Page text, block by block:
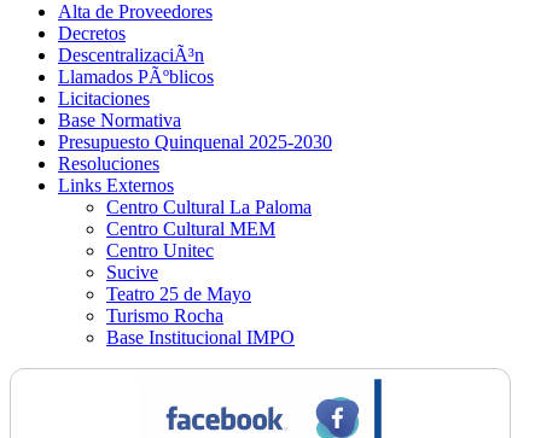
Alta de Proveedores
Decretos
DescentralizaciÃ³n
Llamados PÃºblicos
Licitaciones
Base Normativa
Presupuesto Quinquenal 2025-2030
Resoluciones
Links Externos
Centro Cultural La Paloma
Centro Cultural MEM
Centro Unitec
Sucive
Teatro 25 de Mayo
Turismo Rocha
Base Institucional IMPO